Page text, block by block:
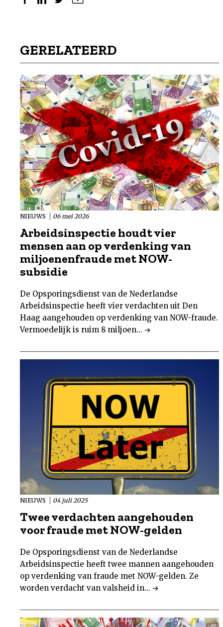
GERELATEERD
NIEUWS 06 mei 2026
Arbeidsinspectie houdt vier
mensen aan op verdenking van
miljoenenfraude met NOW-
subsidie
De Opsporingsdienst van de Nederlandse
Arbeidsinspectie heeft vier verdachten uit Den
Haag aangehouden op verdenking van NOW-fraude.
Vermoedelijk is ruim 8 miljoen...
NIEUWS 04 juli 2025
Twee verdachten aangehouden
voor fraude met NOW-gelden
De Opsporingsdienst van de Nederlandse
Arbeidsinspectie heeft twee mannen aangehouden
op verdenking van fraude met NOW-gelden. Ze
worden verdacht van valsheid in...